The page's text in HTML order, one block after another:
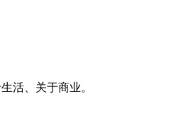
活、关于商业。